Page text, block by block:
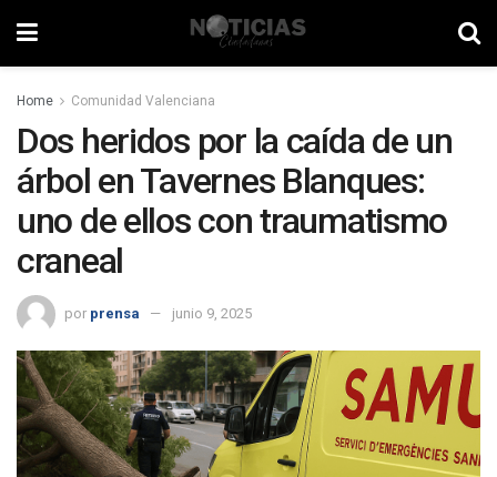
Home Comunidad Valenciana
Dos heridos por la caída de un
árbol en Tavernes Blanques:
uno de ellos con traumatismo
craneal
por prensa junio 9, 2025